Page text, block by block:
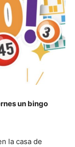
un bingo
la casa de